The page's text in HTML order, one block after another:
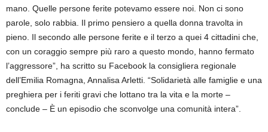
mano. Quelle persone ferite potevamo essere noi. Non ci sono
parole, solo rabbia. Il primo pensiero a quella donna travolta in
pieno. Il secondo alle persone ferite e il terzo a quei 4 cittadini che,
con un coraggio sempre più raro a questo mondo, hanno fermato
l’aggressore”, ha scritto su Facebook la consigliera regionale
dell’Emilia Romagna, Annalisa Arletti. “Solidarietà alle famiglie e una
preghiera per i feriti gravi che lottano tra la vita e la morte –
conclude – È un episodio che sconvolge una comunità intera”.